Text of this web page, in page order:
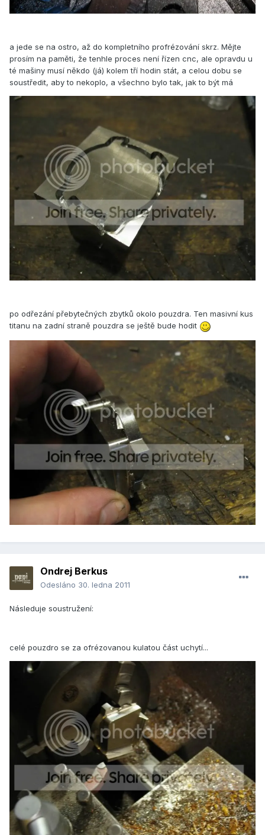
a jede se na ostro, až do kompletního profrézování skrz. Mějte
prosím na paměti, že tenhle proces není řízen cnc, ale opravdu u
té mašiny musí někdo (já) kolem tří hodin stát, a celou dobu se
soustředit, aby to nekoplo, a všechno bylo tak, jak to být má
po odřezání přebytečných zbytků okolo pouzdra. Ten masivní kus
titanu na zadní straně pouzdra se ještě bude hodit
Ondrej Berkus
Odesláno 30. ledna 2011
Následuje soustružení:
celé pouzdro se za ofrézovanou kulatou část uchytí...